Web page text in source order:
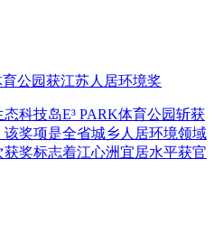
育公园获江苏人居环境奖
科技岛E³ PARK体育公园斩获
奖项是全省城乡人居环境领域
奖标志着江心洲宜居水平获官